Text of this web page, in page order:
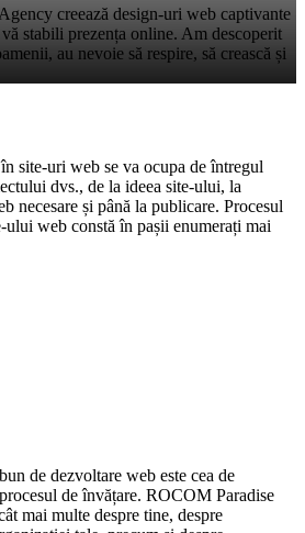
creează design-uri web captivante
stabili prezența online. Am descoperit
au nevoie să respire, să crească și
site-uri web se va ocupa de întregul
dvs., de la ideea site-ului, la
necesare și până la publicare. Procesul
ului web constă în pașii enumerați mai
de dezvoltare web este cea de
de învățare. ROCOM Paradise
mai multe despre tine, despre